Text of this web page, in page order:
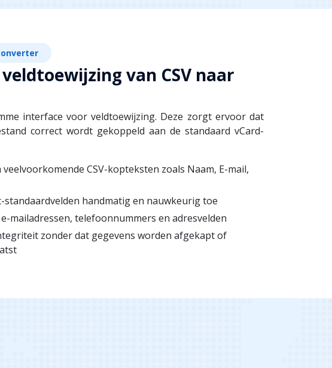
van CSV naar
interface voor veldtoewijzing. Deze zorgt ervoor dat
correct wordt gekoppeld aan de standaard vCard-
CSV-kopteksten zoals Naam, E-mail,
standaardvelden handmatig en nauwkeurig toe
mailadressen, telefoonnummers en adresvelden
zonder dat gegevens worden afgekapt of